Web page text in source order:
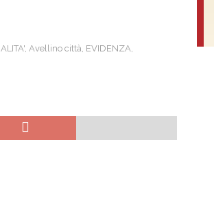
, Avellino città, EVIDENZA,